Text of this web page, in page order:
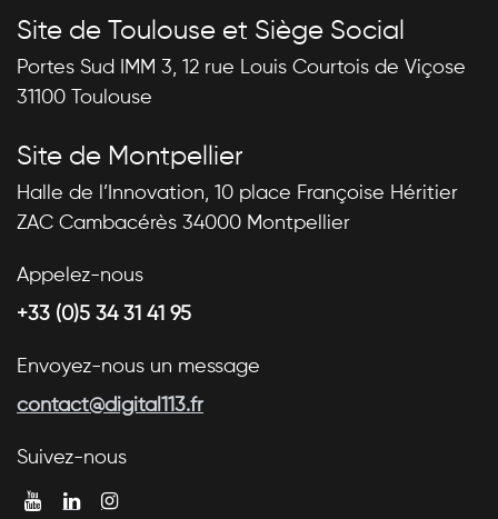
Site de Toulouse et Siège Social
Portes Sud IMM 3, 12 rue Louis Courtois de Viçose
31100 Toulouse
Site de Montpellier
Halle de l’Innovation, 10 place Françoise Héritier
ZAC Cambacérès 34000 Montpellier
Appelez-nous
+33 (0)5 34 31 41 95
Envoyez-nous un message
contact@digital113.fr
Suivez-nous